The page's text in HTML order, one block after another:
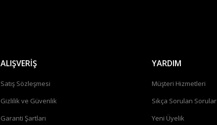
ALIŞVERİŞ
Satış Sözleşmesi
Gizlilik ve Güvenlik
Garanti Şartları
YARDIM
Müşteri Hizmetleri
Sıkça Sorulan Sorular
Yeni Üyelik